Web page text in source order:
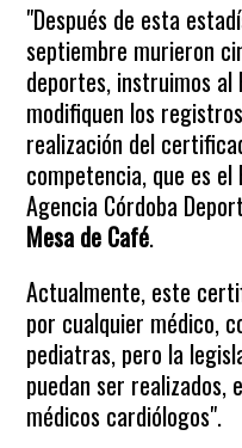
"Después de esta
septiembre murieron
deportes, instruimos al
modifiquen los
realización del
competencia, que es el
Agencia Córdoba
Mesa de Café.
Actualmente, este
por cualquier médico,
pediatras, pero la
puedan ser realizados,
médicos cardiólogos".